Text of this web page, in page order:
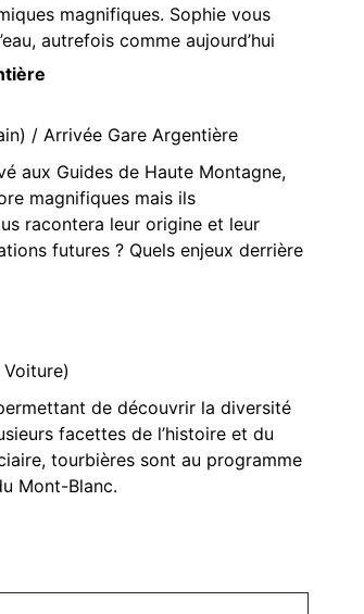
magnifiques. Sophie vous
autrefois comme aujourd’hui
/ Arrivée Gare Argentière
aux Guides de Haute Montagne,
magnifiques mais ils
racontera leur origine et leur
futures ? Quels enjeux derrière
de découvrir la diversité
facettes de l’histoire et du
tourbières sont au programme
Mont-Blanc.